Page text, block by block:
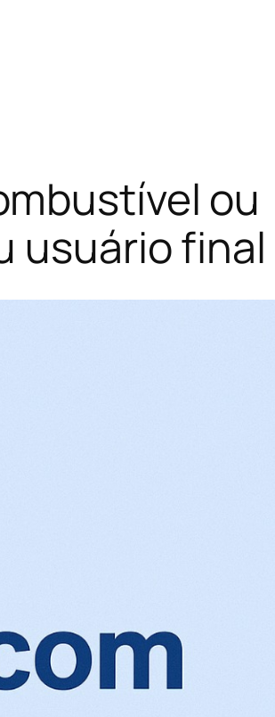
ou
usuário final